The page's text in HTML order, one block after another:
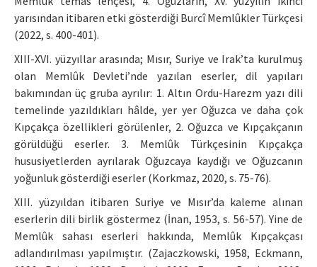
yarısından itibaren etki gösterdiği Burcî Memlûkler Türkçesi
(2022, s. 400-401).
XIII-XVI. yüzyıllar arasında; Mısır, Suriye ve Irak’ta kurulmuş
olan Memlûk Devleti’nde yazılan eserler, dil yapıları
bakımından üç gruba ayrılır: 1. Altın Ordu-Harezm yazı dili
temelinde yazıldıkları hâlde, yer yer Oğuzca ve daha çok
Kıpçakça özellikleri görülenler, 2. Oğuzca ve Kıpçakçanın
görüldüğü eserler. 3. Memlûk Türkçesinin Kıpçakça
hususiyetlerden ayrılarak Oğuzcaya kaydığı ve Oğuzcanın
yoğunluk gösterdiği eserler (Korkmaz, 2020, s. 75-76).
XIII. yüzyıldan itibaren Suriye ve Mısır’da kaleme alınan
eserlerin dili birlik göstermez (İnan, 1953, s. 56-57). Yine de
Memlûk sahası eserleri hakkında, Memlûk Kıpçakçası
adlandırılması yapılmıştır. (Zajaczkowski, 1958, Eckmann,